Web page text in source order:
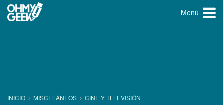
Menú
INICIO MISCELÁNEOS CINE Y TELEVISIÓN